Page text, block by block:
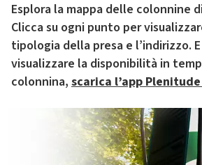
Esplora la mappa delle colonnine
Clicca su ogni punto per
tipologia della presa e l’indirizzo.
visualizzare la disponibilità in
colonnina, scarica l’app